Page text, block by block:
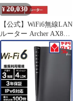
¥20,030
【公式】WiFi6無線LAN
ルーター Archer AX80
TP-Link